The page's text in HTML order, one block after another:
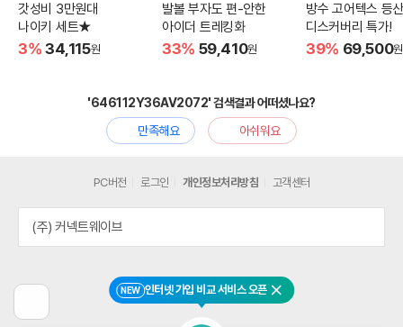
갓성비 3만원대
나이키 세트★
3% 34,115원
발볼 부자도 편-안한
아이더 트레킹화
33% 59,410원
방수 고어텍스 등
디스커버리 특가!
39% 69,500원
'646112Y36AV2072' 검색결과 어떠셨나요?
만족해요
아쉬워요
전
NEW 인터넷 가입 비교 서비스 오픈 닫기
PC버전 로그인 개인정보처리방침 고객센터
(주) 커넥트웨이브